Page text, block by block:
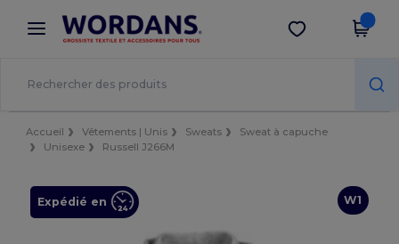
× Appli Wordans
Meilleurs prix sur l’app !
Obtenir l'appli
Accueil Vêtements | Unis Sweats
Sweat à capuche
Unisexe
Russell J266M
W1
Expédié en